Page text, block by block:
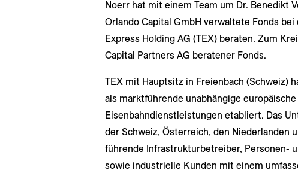
Noerr hat mit einem Team um Dr. Benedikt
Orlando Capital GmbH verwaltete Fonds
Express Holding AG (TEX) beraten. Zum
Capital Partners AG beratener Fonds.
TEX mit Hauptsitz in Freienbach (Schweiz)
als marktführende unabhängige
Eisenbahndienstleistungen etabliert. Das
der Schweiz, Österreich, den Niederlanden
führende Infrastrukturbetreiber, Personen-
sowie industrielle Kunden mit einem